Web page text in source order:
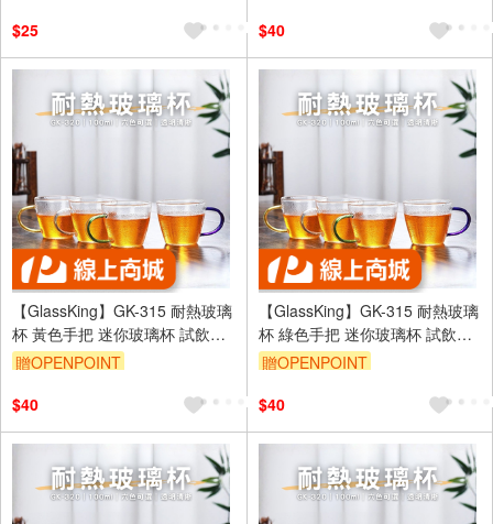
$25
$40
【GlassKing】GK-315 耐熱玻璃
杯 黃色手把 迷你玻璃杯 試飲杯
咖啡杯 水杯 茶杯 酒杯
贈OPENPOINT
$40
【GlassKing】GK-315 耐熱玻璃
杯 綠色手把 迷你玻璃杯 試飲杯
咖啡杯 水杯 茶杯 酒杯
贈OPENPOINT
$40